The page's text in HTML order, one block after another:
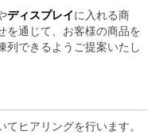
ディスプレイに入れる商
を通じて、お客様の商品を
列できるようご提案いたし
ヒアリングを行います。